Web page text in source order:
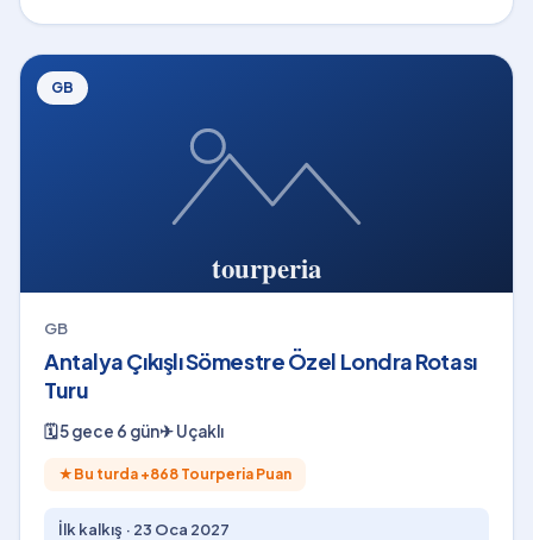
GB
GB
Antalya Çıkışlı Sömestre Özel Londra Rotası
Turu
🗓5 gece 6 gün✈Uçaklı
★ Bu turda +868 Tourperia Puan
İlk kalkış · 23 Oca 2027